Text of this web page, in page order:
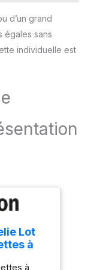
le collier
protéger
formes du
douceur
lorsque
entre
gâteau
Le
qualité
et qui
d’un grand
égales sans
individuelle est
Lot
à
à